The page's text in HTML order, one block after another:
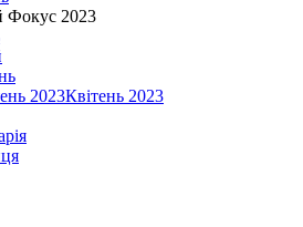
Фокус 2023
Квітень 2023